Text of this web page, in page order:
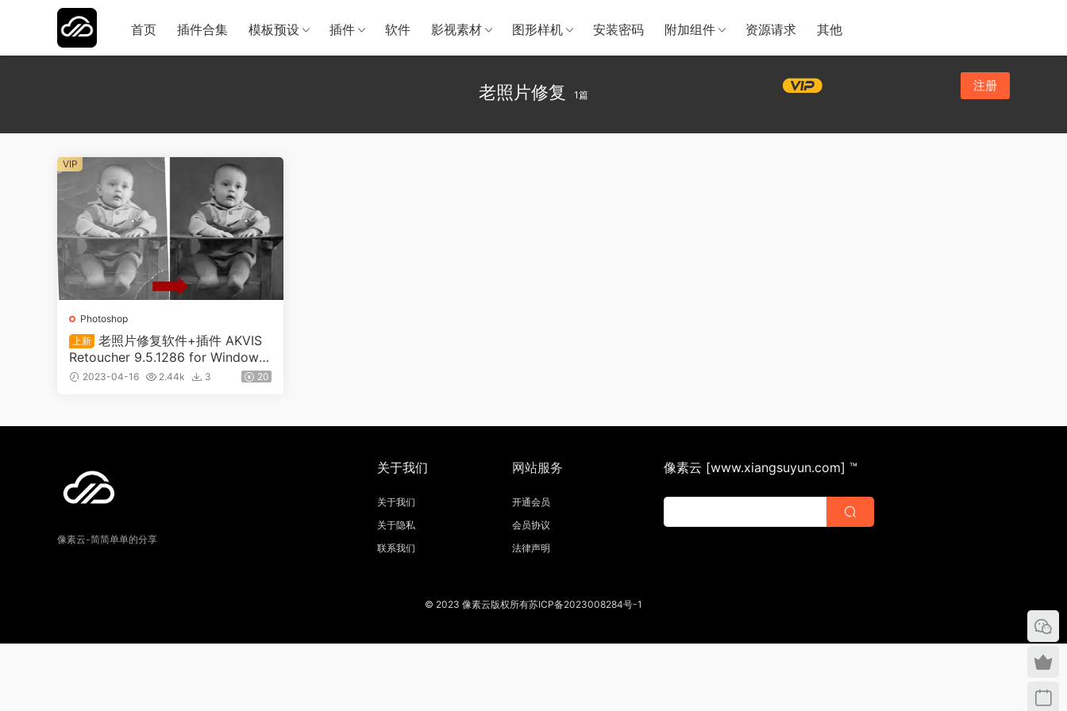
首页 插件合集 模板预设 插件 软件 影视素材 图形样机 安装密码 附加组件 资源请求 其他
注册
老照片修复 1篇
Photoshop
上新 老照片修复软件+插件 AKVIS
Retoucher 9.5.1286 for Windows
（0004）
2023-04-16 2.44k 3 20
VIP
像素云-简简单单的分享
关于我们
关于我们
关于隐私
联系我们
网站服务
开通会员
会员协议
法律声明
像素云 [www.xiangsuyun.com] ™
© 2023 像素云版权所有苏ICP备2023008284号-1